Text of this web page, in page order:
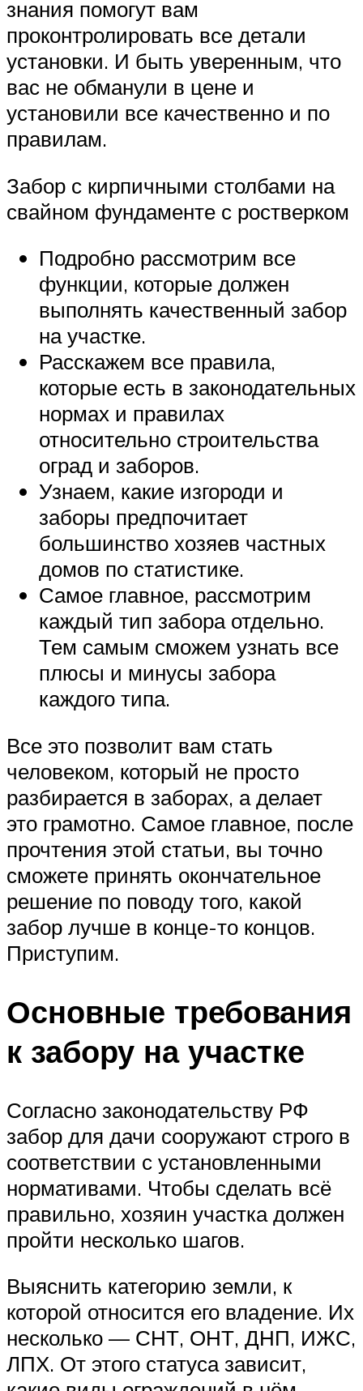
знания помогут вам
проконтролировать все детали
установки. И быть уверенным, что
вас не обманули в цене и
установили все качественно и по
правилам.
Забор с кирпичными столбами на
свайном фундаменте с ростверком
Подробно рассмотрим все
функции, которые должен
выполнять качественный забор
на участке.
Расскажем все правила,
которые есть в законодательных
нормах и правилах
относительно строительства
оград и заборов.
Узнаем, какие изгороди и
заборы предпочитает
большинство хозяев частных
домов по статистике.
Самое главное, рассмотрим
каждый тип забора отдельно.
Тем самым сможем узнать все
плюсы и минусы забора
каждого типа.
Все это позволит вам стать
человеком, который не просто
разбирается в заборах, а делает
это грамотно. Самое главное, после
прочтения этой статьи, вы точно
сможете принять окончательное
решение по поводу того, какой
забор лучше в конце-то концов.
Приступим.
Основные требования
к забору на участке
Согласно законодательству РФ
забор для дачи сооружают строго в
соответствии с установленными
нормативами. Чтобы сделать всё
правильно, хозяин участка должен
пройти несколько шагов.
Выяснить категорию земли, к
которой относится его владение. Их
несколько — СНТ, ОНТ, ДНП, ИЖС,
ЛПХ. От этого статуса зависит,